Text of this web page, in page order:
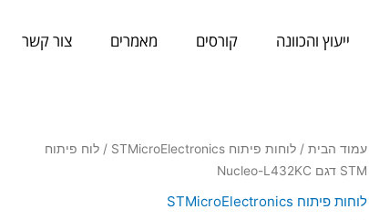
ייעוץ והכוונה קורסים מאמרים צור קשר
עמוד הבית/ לוחות פיתוח STMicroElectronics
/ לוח פיתוח
STM דגם Nucleo-L432KC
לוחות פיתוח STMicroElectronics
כמות
של
לוח